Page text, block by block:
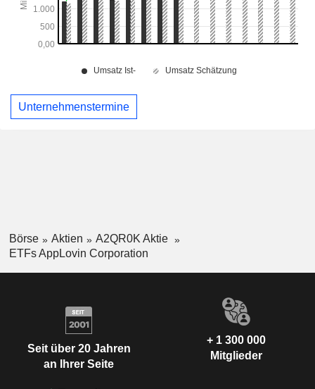
Unternehmenstermine
Börse Aktien
A2QR0K Aktie
ETFs AppLovin Corporation
Seit über 20 Jahren
an Ihrer Seite
+ 1 300 000
Mitglieder